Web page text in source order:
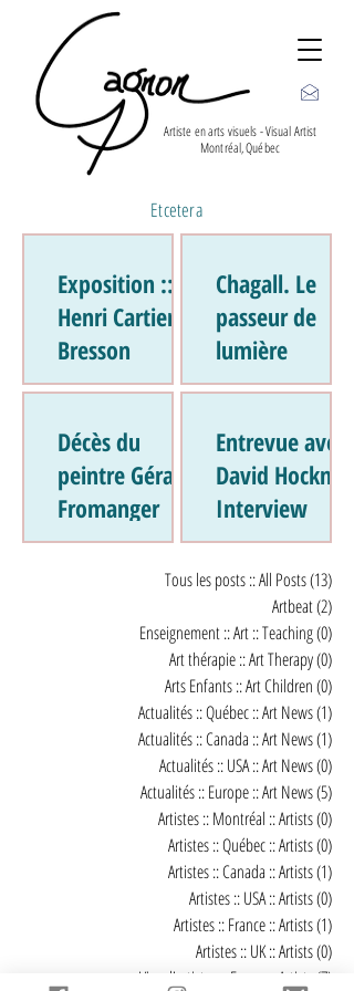
Artiste en arts visuels - Visual Artist
Montréal, Québec
Etcetera
Exposition ::
Henri Cartier-
Bresson
Chagall. Le
passeur de
lumière
Décès du
peintre Gérard
Fromanger
Entrevue avec
David Hockney
Interview
Tous les posts :: All Posts(13)
Artbeat(2)
Enseignement :: Art :: Teaching(0)
Art thérapie :: Art Therapy(0)
Arts Enfants :: Art Children(0)
Actualités :: Québec :: Art News(1)
Actualités :: Canada :: Art News(1)
Actualités :: USA :: Art News(0)
Actualités :: Europe :: Art News(5)
Artistes :: Montréal :: Artists(0)
Artistes :: Québec :: Artists(0)
Artistes :: Canada :: Artists(1)
Artistes :: USA :: Artists(0)
Artistes :: France :: Artists(1)
Artistes :: UK :: Artists(0)
Vies d'artistes :: Famous Artists (7)